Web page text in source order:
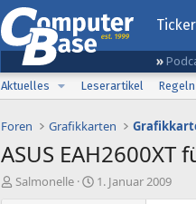
Ticker
Aktuelles
Leserartikel Regeln
Foren Grafikkarten
ASUS EAH2600XT
E
Salmonelle
E1. Januar 2009